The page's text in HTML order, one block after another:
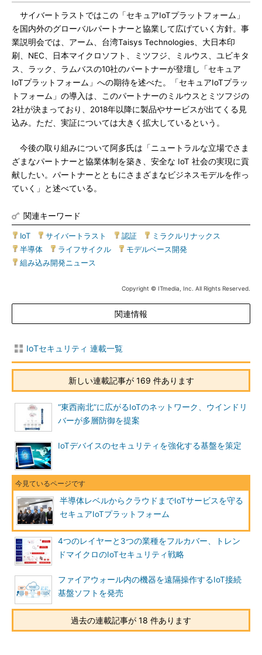
サイバートラストではこの「セキュアIoTプラットフォーム」
を国内外のグローバルパートナーと協業して広げていく方針。事
業説明会では、アーム、台湾Taisys Technologies、大日本印
刷、NEC、日本マイクロソフト、ミツフジ、ミルウス、ユビキタ
ス、ラック、ラムバスの10社のパートナーが登壇し「セキュア
IoTプラットフォーム」への期待を述べた。「セキュアIoTプラッ
トフォーム」の導入は、このパートナーのミルウスとミツフジの
2社が決まっており、2018年以降に製品やサービスが出てくる見
込み。ただ、実証については大きく拡大しているという。
今後の取り組みについて阿多氏は「ニュートラルな立場でさま
ざまなパートナーと協業体制を築き、安全な IoT 社会の実現に貢
献したい。パートナーとともにさまざまなビジネスモデルを作っ
ていく」と述べている。
関連キーワード
IoT サイバートラスト 認証 ミラクルリナックス
半導体
ライフサイクル モデルベース開発
組み込み開発ニュース
Copyright © ITmedia, Inc. All Rights Reserved.
関連情報
IoTセキュリティ 連載一覧
新しい連載記事が 169 件あります
“東西南北”に広がるIoTのネットワーク、ウインドリ
バーが多層防御を提案
IoTデバイスのセキュリティを強化する基盤を策定
半導体レベルからクラウドまでIoTサービスを守る
セキュアIoTプラットフォーム
4つのレイヤーと3つの業種をフルカバー、トレン
ドマイクロのIoTセキュリティ戦略
ファイアウォール内の機器を遠隔操作するIoT接続
基盤ソフトを発売
過去の連載記事が 18 件あります